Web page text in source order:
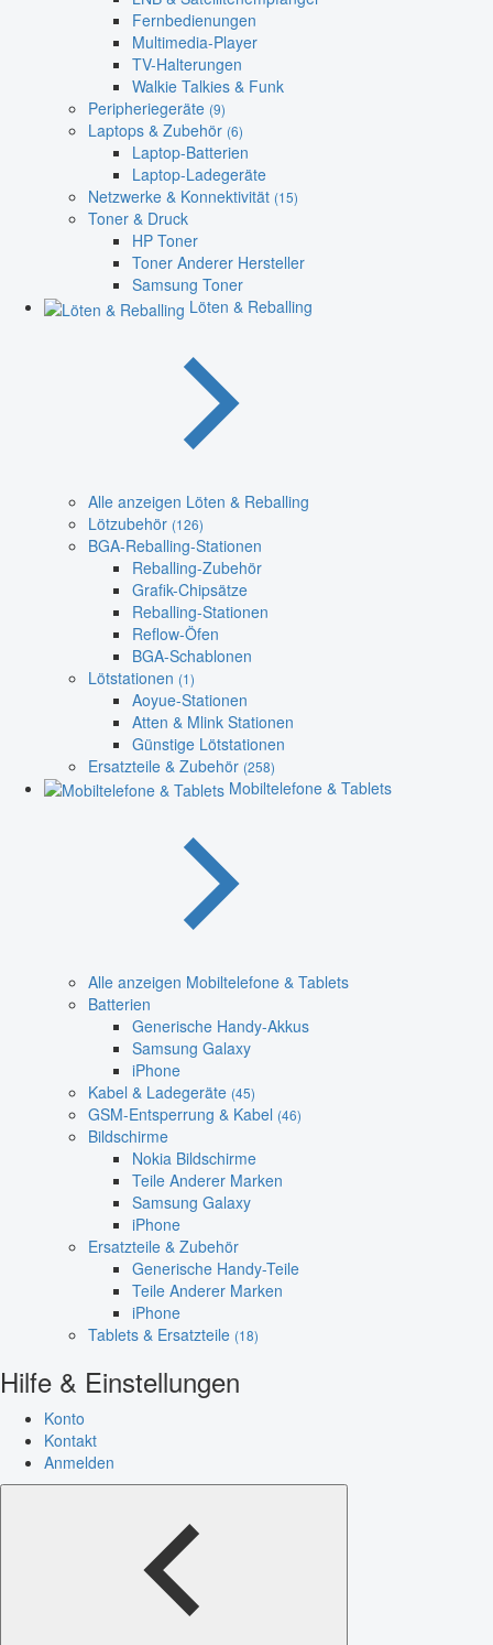
Fernbedienungen
Multimedia-Player
TV-Halterungen
Walkie Talkies & Funk
Peripheriegeräte (9)
Laptops & Zubehör (6)
Laptop-Batterien
Laptop-Ladegeräte
Netzwerke & Konnektivität (15)
Toner & Druck
HP Toner
Toner Anderer Hersteller
Samsung Toner
Löten & Reballing
Alle anzeigen Löten & Reballing
Lötzubehör (126)
BGA-Reballing-Stationen
Reballing-Zubehör
Grafik-Chipsätze
Reballing-Stationen
Reflow-Öfen
BGA-Schablonen
Lötstationen (1)
Aoyue-Stationen
Atten & Mlink Stationen
Günstige Lötstationen
Ersatzteile & Zubehör (258)
Mobiltelefone & Tablets
Alle anzeigen Mobiltelefone & Tablets
Batterien
Generische Handy-Akkus
Samsung Galaxy
iPhone
Kabel & Ladegeräte (45)
GSM-Entsperrung & Kabel (46)
Bildschirme
Nokia Bildschirme
Teile Anderer Marken
Samsung Galaxy
iPhone
Ersatzteile & Zubehör
Generische Handy-Teile
Teile Anderer Marken
iPhone
Tablets & Ersatzteile (18)
Hilfe & Einstellungen
Konto
Kontakt
Anmelden